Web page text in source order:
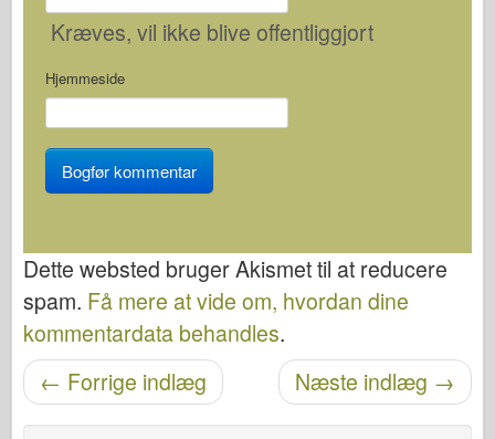
Kræves, vil ikke blive offentliggjort
Hjemmeside
Dette websted bruger Akismet til at reducere
spam. Få mere at vide om, hvordan dine
kommentardata behandles.
Navigation efter post Næste indlæg →
← Forrige indlæg